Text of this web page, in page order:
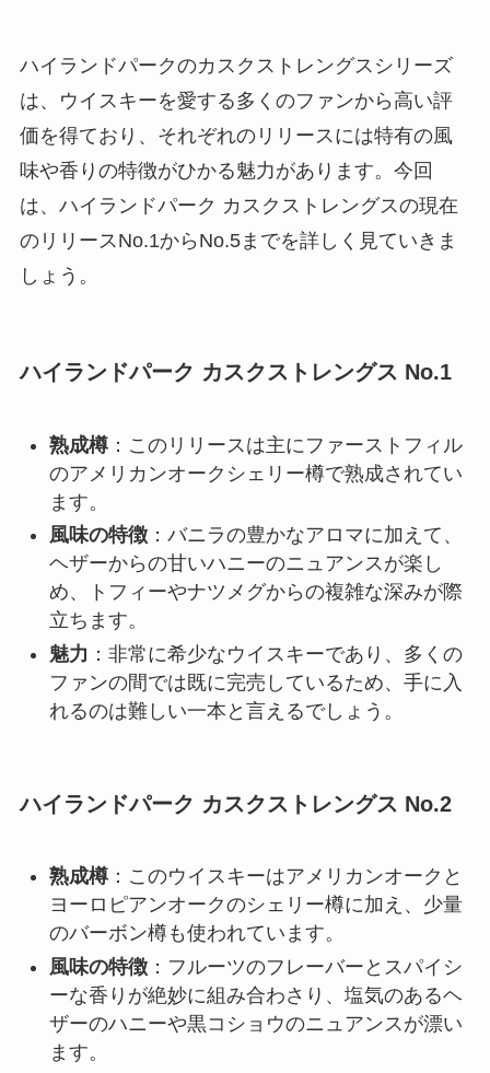
ハイランドパークのカスクストレングスシリーズ
は、ウイスキーを愛する多くのファンから高い評
価を得ており、それぞれのリリースには特有の風
味や香りの特徴がひかる魅力があります。今回
は、ハイランドパーク カスクストレングスの現在
のリリースNo.1からNo.5までを詳しく見ていきま
しょう。
ハイランドパーク カスクストレングス No.1
熟成樽：このリリースは主にファーストフィル
のアメリカンオークシェリー樽で熟成されてい
ます。
風味の特徴：バニラの豊かなアロマに加えて、
ヘザーからの甘いハニーのニュアンスが楽し
め、トフィーやナツメグからの複雑な深みが際
立ちます。
魅力 ：非常に希少なウイスキーであり、多くの
ファンの間では既に完売しているため、手に入
れるのは難しい一本と言えるでしょう。
ハイランドパーク カスクストレングス No.2
熟成樽：このウイスキーはアメリカンオークと
ヨーロピアンオークのシェリー樽に加え、少量
のバーボン樽も使われています。
風味の特徴：フルーツのフレーバーとスパイシ
ーな香りが絶妙に組み合わさり、塩気のあるヘ
ザーのハニーや黒コショウのニュアンスが漂い
ます。